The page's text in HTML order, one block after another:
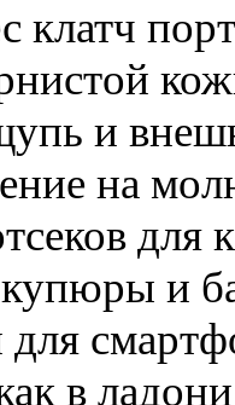
клатч
и
на
для
и
в